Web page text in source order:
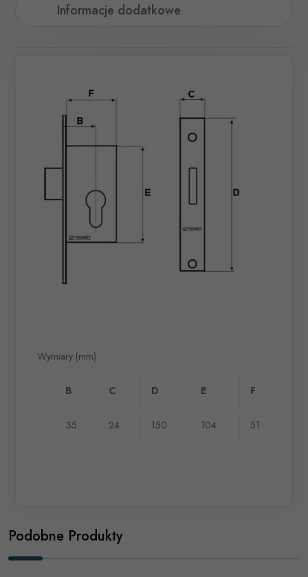
Informacje dodatkowe
Wymiary (mm)
B C D E F
35 24 150 104 51
Podobne Produkty